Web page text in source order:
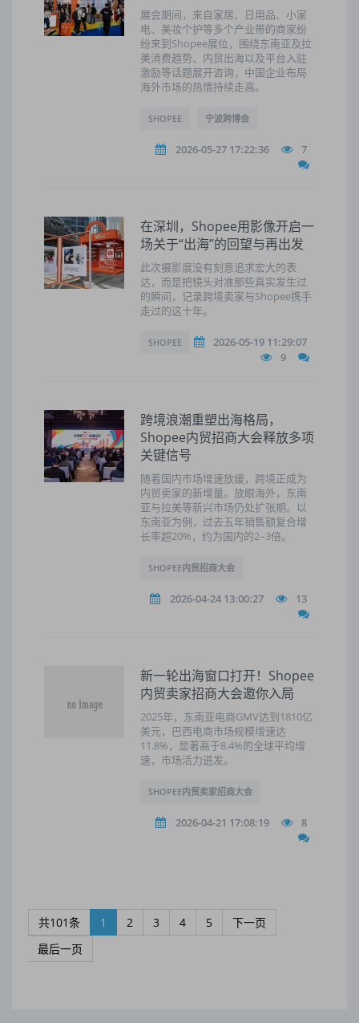
展会期间，来自家居、日用品、小家
电、美妆个护等多个产业带的商家纷
纷来到Shopee展位，围绕东南亚及拉
美消费趋势、内贸出海以及平台入驻
激励等话题展开咨询，中国企业布局
海外市场的热情持续走高。
SHOPEE 宁波跨博会
2026-05-27 17:22:36 7
在深圳，Shopee用影像开启一
场关于“出海”的回望与再出发
此次摄影展没有刻意追求宏大的表
达，而是把镜头对准那些真实发生过
的瞬间，记录跨境卖家与Shopee携手
走过的这十年。
SHOPEE
2026-05-19 11:29:07
9
跨境浪潮重塑出海格局，
Shopee内贸招商大会释放多项
关键信号
随着国内市场增速放缓，跨境正成为
内贸卖家的新增量。放眼海外，东南
亚与拉美等新兴市场仍处扩张期。以
东南亚为例，过去五年销售额复合增
长率超20%，约为国内的2–3倍。
SHOPEE内贸招商大会
2026-04-24 13:00:27 13
新一轮出海窗口打开！Shopee
内贸卖家招商大会邀你入局
2025年，东南亚电商GMV达到1810亿
美元，巴西电商市场规模增速达
11.8%，显著高于8.4%的全球平均增
速，市场活力迸发。
SHOPEE内贸卖家招商大会
2026-04-21 17:08:19 8
共101条 1 2 3 4 5
下一页
最后一页